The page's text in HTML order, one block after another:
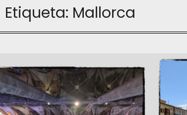
Etiqueta: Mallorca